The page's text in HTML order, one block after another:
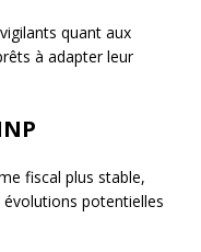
quant aux
à adapter leur
fiscal plus stable,
évolutions potentielles